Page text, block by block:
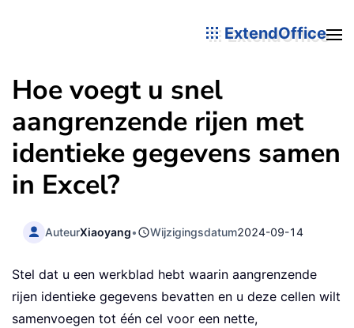
ExtendOffice
Hoe voegt u snel
aangrenzende rijen met
identieke gegevens samen
in Excel?
AuteurXiaoyang• Wijzigingsdatum2024-09-14
Stel dat u een werkblad hebt waarin aangrenzende
rijen identieke gegevens bevatten en u deze cellen wilt
samenvoegen tot één cel voor een nette,